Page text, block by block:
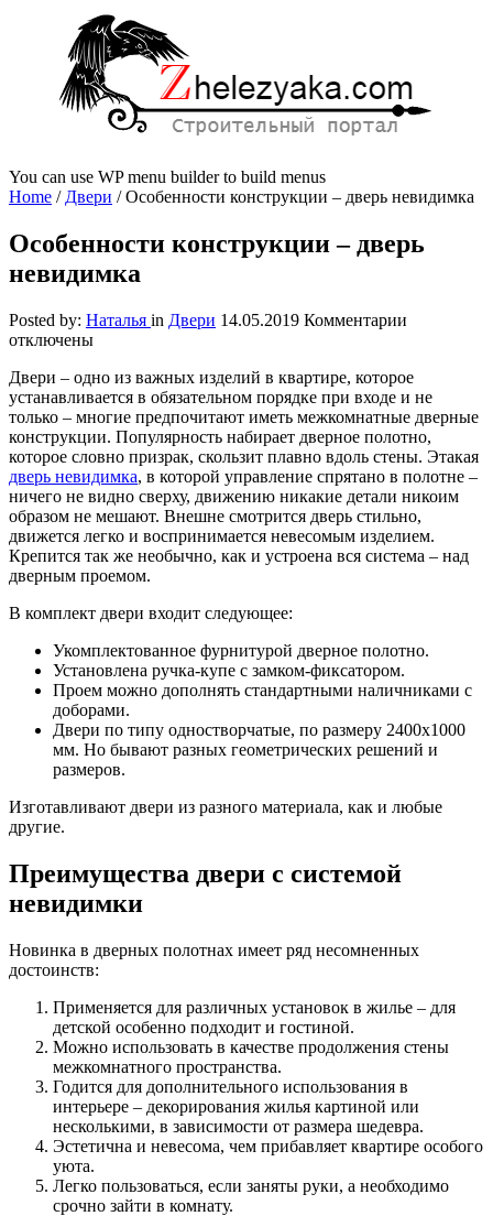
You can use WP menu builder to build menus
Home / Двери /Особенности конструкции – дверь невидимка
Особенности конструкции – дверь
невидимка
Posted by: Наталья in Двери 14.05.2019 Комментарии
–
дверь
невидимка
отключены
Двери – одно из важных изделий в квартире, которое
устанавливается в обязательном порядке при входе и не
только – многие предпочитают иметь межкомнатные дверные
конструкции. Популярность набирает дверное полотно,
которое словно призрак, скользит плавно вдоль стены. Этакая
дверь невидимка, в которой управление спрятано в полотне –
ничего не видно сверху, движению никакие детали никоим
образом не мешают. Внешне смотрится дверь стильно,
движется легко и воспринимается невесомым изделием.
Крепится так же необычно, как и устроена вся система – над
дверным проемом.
В комплект двери входит следующее:
Укомплектованное фурнитурой дверное полотно.
Установлена ручка-купе с замком-фиксатором.
Проем можно дополнять стандартными наличниками с
доборами.
Двери по типу одностворчатые, по размеру 2400х1000
мм. Но бывают разных геометрических решений и
размеров.
Изготавливают двери из разного материала, как и любые
другие.
Преимущества двери с системой
невидимки
Новинка в дверных полотнах имеет ряд несомненных
достоинств:
Применяется для различных установок в жилье – для
детской особенно подходит и гостиной.
Можно использовать в качестве продолжения стены
межкомнатного пространства.
Годится для дополнительного использования в
интерьере – декорирования жилья картиной или
несколькими, в зависимости от размера шедевра.
Эстетична и невесома, чем прибавляет квартире особого
уюта.
Легко пользоваться, если заняты руки, а необходимо
срочно зайти в комнату.